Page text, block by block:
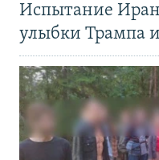
Испытание
улыбки Трампа